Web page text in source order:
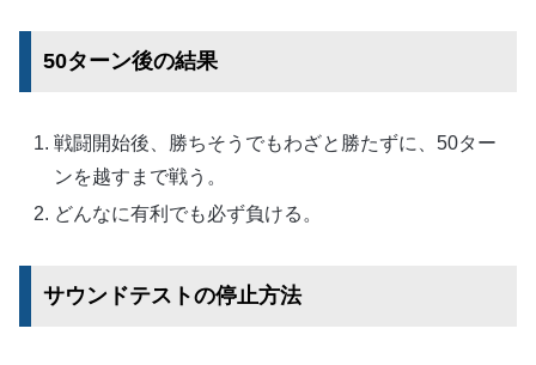
50ターン後の結果
戦闘開始後、勝ちそうでもわざと勝たずに、50ター
ンを越すまで戦う。
どんなに有利でも必ず負ける。
サウンドテストの停止方法